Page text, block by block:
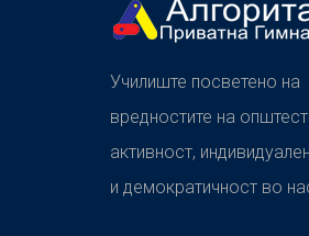
Училиште посветено на
вредностите на
активност,
и демократичност во